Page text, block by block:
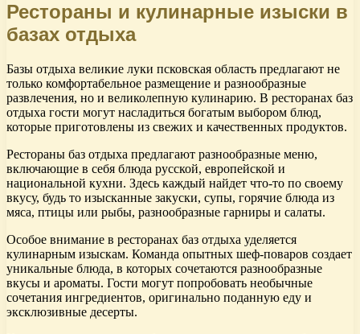
Рестораны и кулинарные изыски в
базах отдыха
Базы отдыха великие луки псковская область предлагают не
только комфортабельное размещение и разнообразные
развлечения, но и великолепную кулинарию. В ресторанах баз
отдыха гости могут насладиться богатым выбором блюд,
которые приготовлены из свежих и качественных продуктов.
Рестораны баз отдыха предлагают разнообразные меню,
включающие в себя блюда русской, европейской и
национальной кухни. Здесь каждый найдет что-то по своему
вкусу, будь то изысканные закуски, супы, горячие блюда из
мяса, птицы или рыбы, разнообразные гарниры и салаты.
Особое внимание в ресторанах баз отдыха уделяется
кулинарным изыскам. Команда опытных шеф-поваров создает
уникальные блюда, в которых сочетаются разнообразные
вкусы и ароматы. Гости могут попробовать необычные
сочетания ингредиентов, оригинально поданную еду и
эксклюзивные десерты.